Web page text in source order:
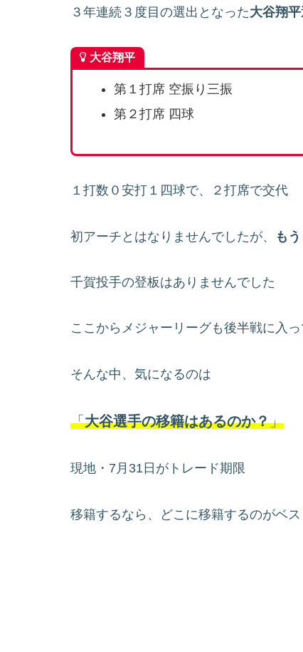
３年連続３度目の選出となった大谷翔
大谷翔平
第１打席 空振り三振
第２打席 四球
１打数０安打１四球で、２打席で交代
初アーチとはなりませんでしたが、 も
千賀投手の登板はありませんでした
ここからメジャーリーグも後半戦に入
そんな中、気になるのは
「大谷選手の移籍はあるのか？」
現地・7月31日がトレード期限
移籍するなら、どこに移籍するのがベス